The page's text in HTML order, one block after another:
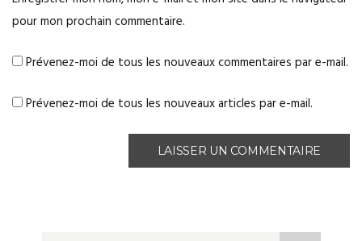
pour mon prochain commentaire.
Prévenez-moi de tous les nouveaux commentaires par e-mail.
Prévenez-moi de tous les nouveaux articles par e-mail.